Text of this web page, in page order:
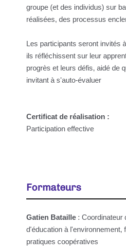
groupe (et des individus) sur
réalisées, des processus
Les participants seront invités
ils réfléchissent sur leur
progrès et leurs défis, aidé de
invitant à s'auto-évaluer
Certificat de réalisation :
Participation effective
Formateurs
Gatien Bataille : Coordinateur
d'éducation à l'environnement,
pratiques coopératives